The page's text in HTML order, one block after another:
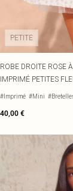
PETITE
ROBE DROITE ROSE
IMPRIMÉ PETITES
#Imprimé #Mini
40,00 €